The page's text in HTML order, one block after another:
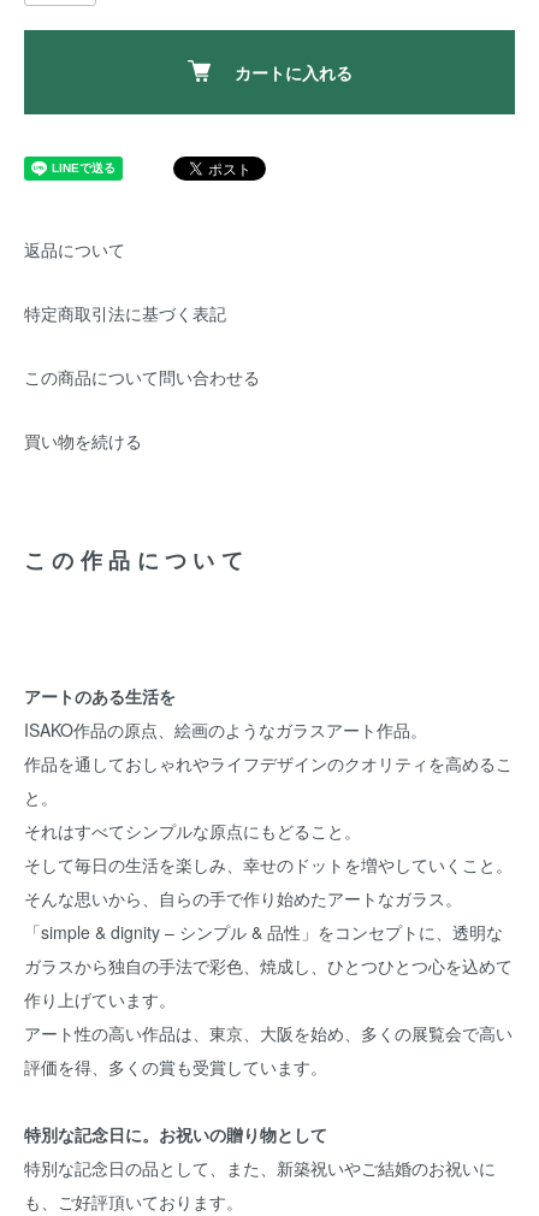
カートに入れる
返品について
特定商取引法に基づく表記
この商品について問い合わせる
買い物を続ける
この作品について
アートのある生活を
ISAKO作品の原点、絵画のようなガラスアート作品。
作品を通しておしゃれやライフデザインのクオリティを高めるこ
と。
それはすべてシンプルな原点にもどること。
そして毎日の生活を楽しみ、幸せのドットを増やしていくこと。
そんな思いから、自らの手で作り始めたアートなガラス。
「simple & dignity – シンプル & 品性」をコンセプトに、透明な
ガラスから独自の手法で彩色、焼成し、ひとつひとつ心を込めて
作り上げています。
アート性の高い作品は、東京、大阪を始め、多くの展覧会で高い
評価を得、多くの賞も受賞しています。
特別な記念日に。お祝いの贈り物として
特別な記念日の品として、また、新築祝いやご結婚のお祝いに
も、ご好評頂いております。